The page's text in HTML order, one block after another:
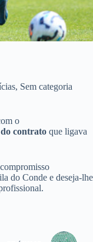
, Sem categoria
o
do contrato que ligava
do Conde e deseja-lhe